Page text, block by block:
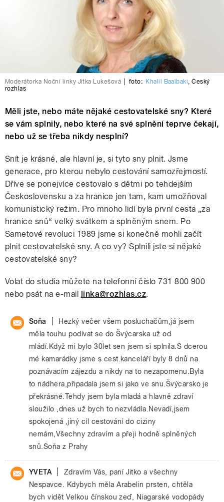
Moderátorka Noční linky Jitka Lukešová foto: Khalil Baalbaki,Český
rozhlas
Měli jste, nebo máte nějaké cestovatelské sny? Které
se vám splnily, nebo které na své splnění teprve čekají,
nebo už se třeba nikdy nesplní?
Snít je krásné, ale hlavní je, si tyto sny plnit. Jsme
generace, pro kterou nebylo cestování samozřejmostí.
Dříve se ponejvíce cestovalo s dětmi po tehdejším
Československu a za hranice jen tam, kam umožňoval
komunistický režim. Pro mnoho lidí byla první cesta „za
hranice snů“ velký svátkem a splněným snem. Po
Sametové revoluci 1989 jsme si konečně mohli začít
plnit cestovatelské sny. A co vy? Splnili jste si nějaké
cestovatelské sny?
Volat do studia můžete na telefonní číslo 731 800 900
nebo psát na e-mail linka@rozhlas.cz.
Soňa
Hezký večer všem posluchačům,já jsem
měla touhu podívat se do Švýcarska už od
mládí.Když mi bylo 30let sen jsem si splnila.S dcerou
mé kamarádky jsme s cest.kanceláří byly 8 dnů na
poznávacím zájezdu a nikdy na to nezapomenu.Byla
to nádhera,připadala jsem si jako ve snu.Švýcarsko je
překrásné.Tehdy jsem byla mladá a hlavně zdraví
sloužilo ,dnes už bych to nezvládla.Nevadí,jsem
spokojená ,jiný cíl cestování do ciziny
nemám,Všechny zdravím a přeji hodně splněných
snů.Soňa z Prahy
YVETA
Zdravím Vás, paní Jitko a všechny
Nespavce. Kdybych měla Arabelin prsten, chtěla
bych vidět Velkou čínskou zeď, Niagarské vodopády